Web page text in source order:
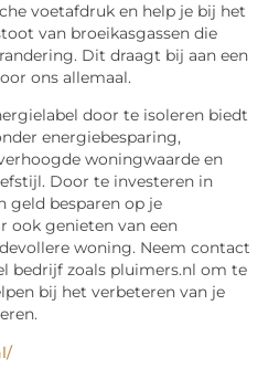
voetafdruk en help je bij het
van broeikasgassen die
Dit draagt bij aan een
ons allemaal.
door te isoleren biedt
energiebesparing,
woningwaarde en
Door te investeren in
geld besparen op je
ook genieten van een
woning. Neem contact
bedrijf zoals pluimers.nl om te
bij het verbeteren van je